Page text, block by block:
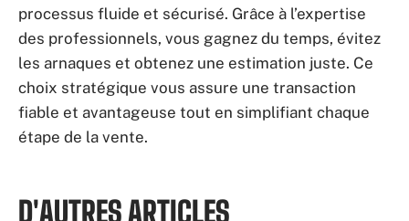
processus fluide et sécurisé. Grâce à l’expertise
des professionnels, vous gagnez du temps, évitez
les arnaques et obtenez une estimation juste. Ce
choix stratégique vous assure une transaction
fiable et avantageuse tout en simplifiant chaque
étape de la vente.
D'AUTRES ARTICLES